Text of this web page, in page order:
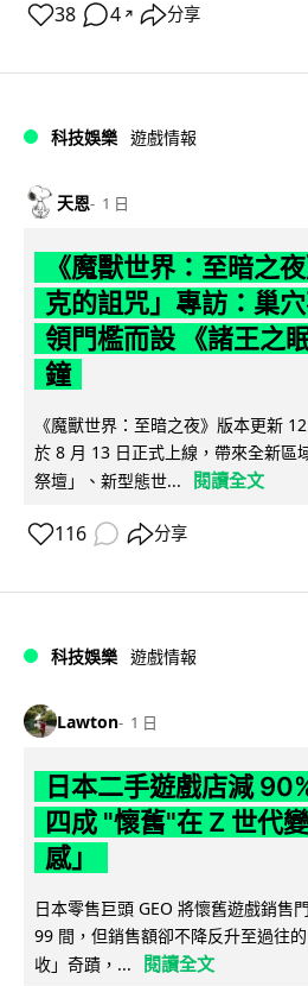
38 4 ↗ 分享
科技娛樂 遊戲情報
天恩 1 日
《魔獸世界：至暗之
克的詛咒」專訪：巢
領門檻而設 《諸王之
鐘
《魔獸世界：至暗之夜》版本更新
於 8 月 13 日正式上線，帶來全新區
祭壇」、新型態世...
閱讀全文
116 分享
科技娛樂 遊戲情報
Lawton 1 日
日本二手遊戲店減
四成 "懷舊"在 Z 世代
感」
日本零售巨頭 GEO 將懷舊遊戲銷售
99 間，但銷售額卻不降反升至過往
收」奇蹟，...
閱讀全文